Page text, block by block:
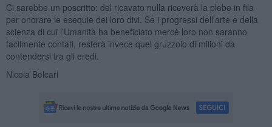
Ci sarebbe un poscritto: del ricavato nulla riceverà la plebe in fila
per onorare le esequie dei loro divi. Se i progressi dell’arte e della
scienza di cui l’Umanità ha beneficiato mercè loro non saranno
facilmente contati, resterà invece quel gruzzolo di milioni da
contendersi tra gli eredi.
Nicola Belcari